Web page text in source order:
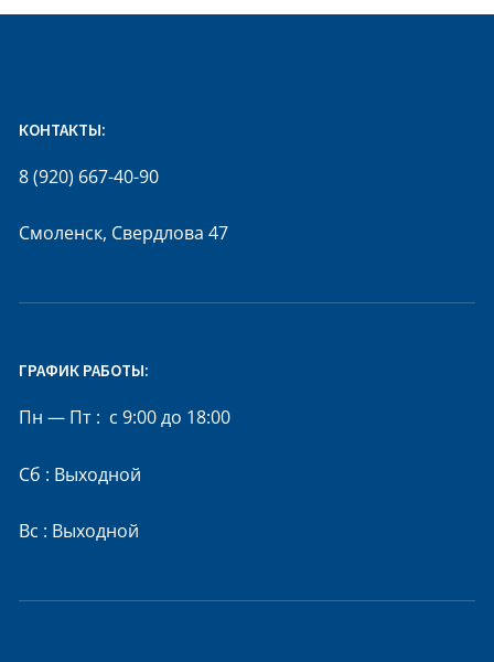
КОНТАКТЫ:
8 (920) 667-40-90
Смоленск, Свердлова 47
ГРАФИК РАБОТЫ:
Пн — Пт : с 9:00 до 18:00
Сб : Выходной
Вс : Выходной